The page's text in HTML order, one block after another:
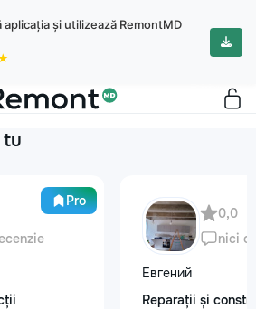
aplicația și utilizează RemontMD
tu
Pro
0,0
nici o
Евгений
Reparații și